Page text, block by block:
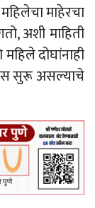
माहेरचा
अशी माहिती
दोघांनाही
सुरू असल्याचे